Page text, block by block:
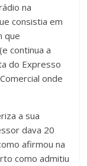
na
consistia em
que
continua a
do Expresso
onde
a sua
dava 20
afirmou na
como admitiu